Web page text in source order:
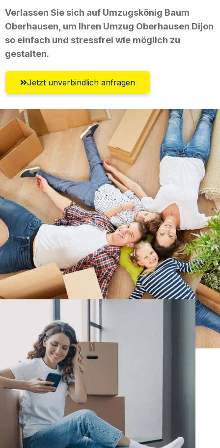
Verlassen Sie sich auf Umzugskönig Baum
Oberhausen, um Ihren Umzug Oberhausen Dijon
so einfach und stressfrei wie möglich zu
gestalten.
Jetzt unverbindlich anfragen